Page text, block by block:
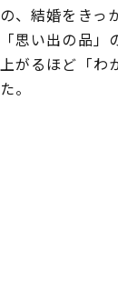
の、結婚をきっ
「思い出の品
上がるほど「
た。